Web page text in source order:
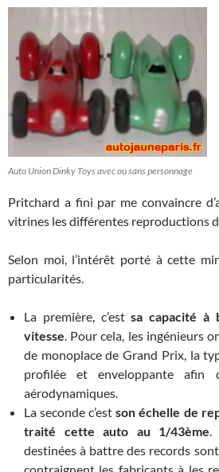
Auto Union Dinky Toys avec ou sans personnage
Pritchard a fini par me convaincre
vitrines les différentes reproductions
Selon moi, l’intérêt porté à cette
particularités.
La première, c’estsa capacité à
vitesse . Pour cela, les ingénieurs
de monoplace de Grand Prix, la
profilée et enveloppante afin
aérodynamiques.
La seconde c’estson échelle de
traité cette auto au 1/43ème
destinées à battre des records
contraignent les fabricants à les